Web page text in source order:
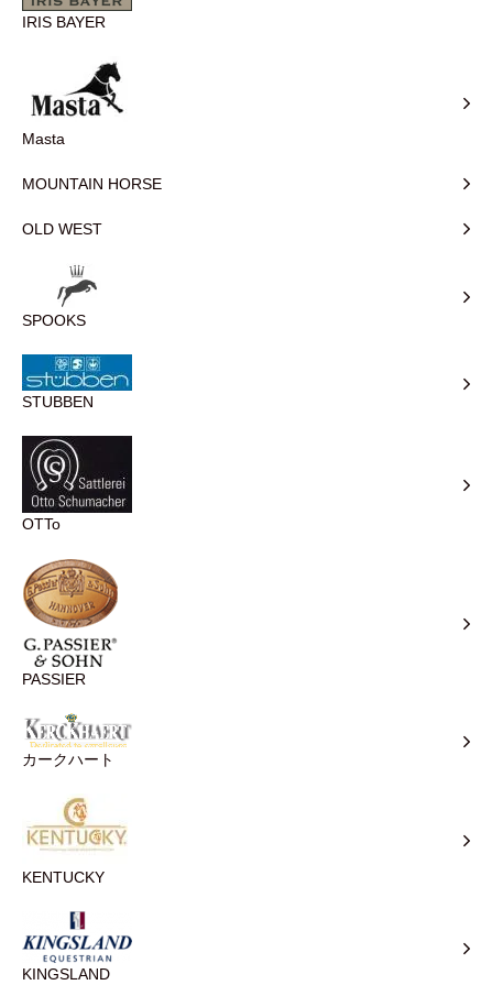
IRIS BAYER
Masta
MOUNTAIN HORSE
OLD WEST
SPOOKS
STUBBEN
OTTo
PASSIER
カークハート
KENTUCKY
KINGSLAND